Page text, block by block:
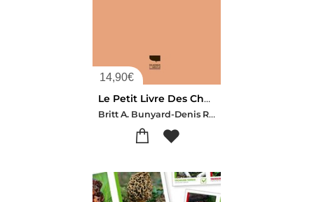
14,90€
Le Petit Livre Des Champignons
Britt A. Bunyard-Denis Richard